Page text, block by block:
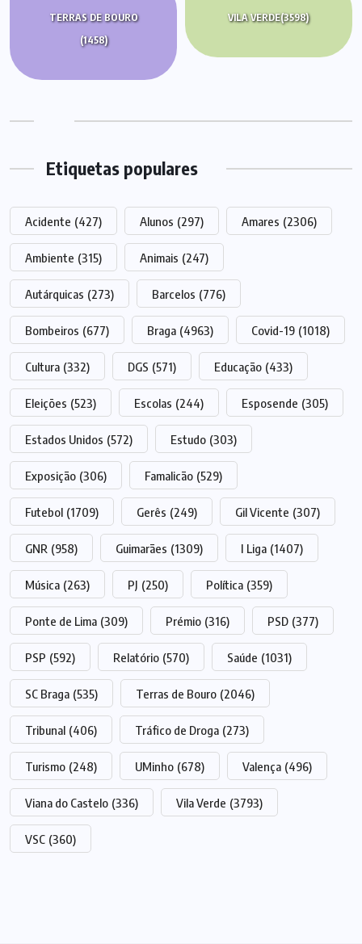
TERRAS DE BOURO
(1458)
VILA VERDE(3598)
Etiquetas populares
Acidente (427) Alunos (297) Amares (2306)
Ambiente (315) Animais (247)
Autárquicas (273) Barcelos (776)
Bombeiros (677) Braga (4963) Covid-19 (1018)
Cultura (332) DGS (571) Educação (433)
Eleições (523) Escolas (244) Esposende (305)
Estados Unidos (572) Estudo (303)
Exposição (306) Famalicão (529)
Futebol (1709) Gerês (249) Gil Vicente (307)
GNR (958) Guimarães (1309) I Liga (1407)
Música (263) PJ (250) Política (359)
Ponte de Lima (309) Prémio (316) PSD (377)
PSP (592) Relatório (570) Saúde (1031)
SC Braga (535) Terras de Bouro (2046)
Tribunal (406) Tráfico de Droga (273)
Turismo (248) UMinho (678) Valença (496)
Viana do Castelo (336) Vila Verde (3793)
VSC (360)